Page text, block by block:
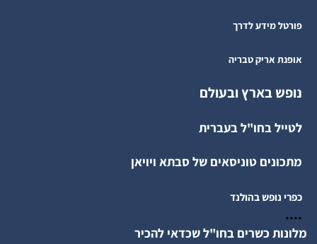
פורטל מידע לדרך
אופנת אריק טבריה
נופש בארץ ובעולם
לטייל בחו"ל בעברית
מתכונים טוניסאים של סבתא ויויאן
כפרי נופש בהולנד
....
מלונות כשרים בחו"ל שכדאי להכיר